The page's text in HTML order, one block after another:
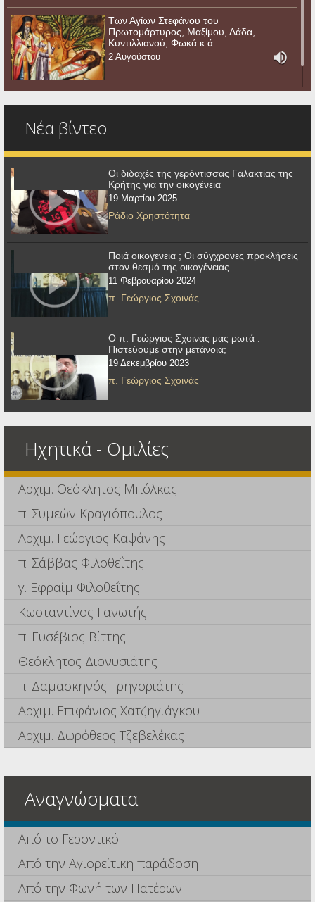
Των Αγίων Στεφάνου του
Πρωτομάρτυρος, Μαξίμου, Δάδα,
Κυντιλλιανού, Φωκά κ.ά.
2 Αυγούστου
Νέα βίντεο
Οι διδαχές της γερόντισσας Γαλακτίας της
Κρήτης για την οικογένεια
19 Μαρτίου 2025
Ράδιο Χρηστότητα
Ποιά οικογενεια ; Οι σύγχρονες προκλήσεις
στον θεσμό της οικογένειας
11 Φεβρουαρίου 2024
π. Γεώργιος Σχοινάς
Ο π. Γεώργιος Σχοινας μας ρωτά :
Πιστεύουμε στην μετάνοια;
19 Δεκεμβρίου 2023
π. Γεώργιος Σχοινάς
Ηχητικά - Ομιλίες
Αρχιμ. Θεόκλητος Μπόλκας
π. Συμεών Κραγιόπουλος
Αρχιμ. Γεώργιος Καψάνης
π. Σάββας Φιλοθεΐτης
γ. Εφραίμ Φιλοθεΐτης
Κωσταντίνος Γανωτής
π. Ευσέβιος Βίττης
Θεόκλητος Διονυσιάτης
π. Δαμασκηνός Γρηγοριάτης
Αρχιμ. Επιφάνιος Χατζηγιάγκου
Αρχιμ. Δωρόθεος Τζεβελέκας
Αναγνώσματα
Από το Γεροντικό
Από την Αγιορείτικη παράδοση
Από την Φωνή των Πατέρων